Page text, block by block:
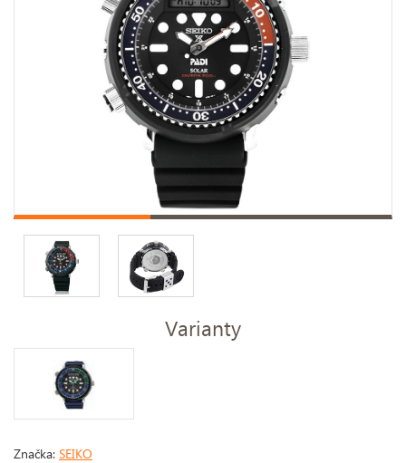
Varianty
Značka: SEIKO